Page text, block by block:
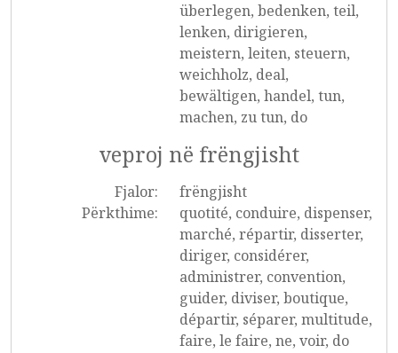
überlegen, bedenken, teil,
lenken, dirigieren,
meistern, leiten, steuern,
weichholz, deal,
bewältigen, handel, tun,
machen, zu tun, do
veproj në frëngjisht
Fjalor:
frëngjisht
Përkthime:
quotité, conduire, dispenser,
marché, répartir, disserter,
diriger, considérer,
administrer, convention,
guider, diviser, boutique,
départir, séparer, multitude,
faire, le faire, ne, voir, do